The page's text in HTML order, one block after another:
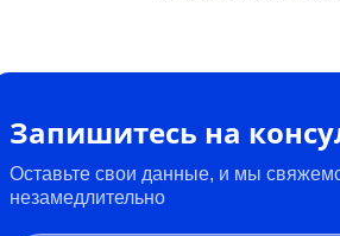
Запишитесь на
Оставьте свои данные, и мы
незамедлительно